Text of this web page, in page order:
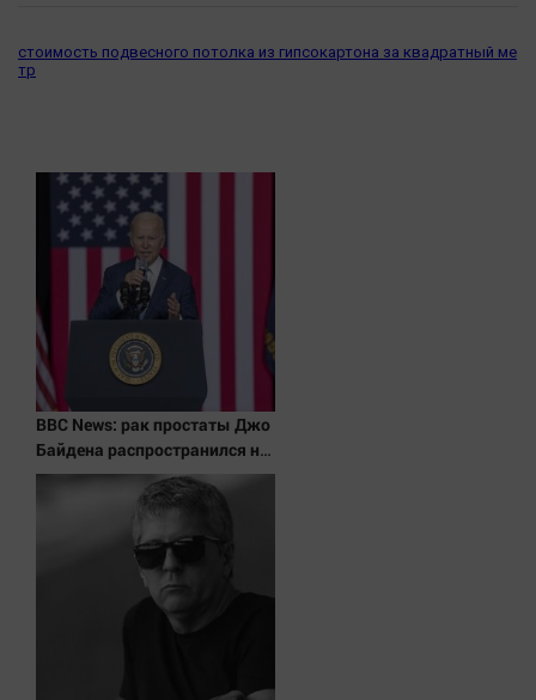
Отдых
Светская жизнь
Тенденции
Точка на карте
стоимость подвесного потолка из гипсокартона за квадратный ме
тр
BBC News: рак простаты Джо
Байдена распространился на
его кости и органы